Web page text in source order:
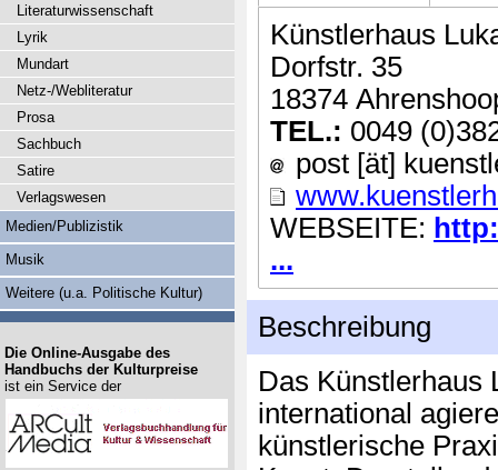
Künstlerhaus
Dorfstr. 35
18374
TEL.: 0049
post [ät]
WEBSEITE:
...
Beschreibung
Das Künstlerhaus
international
künstlerische
Literaturwissenschaft
Lyrik
Mundart
Netz-/Webliteratur
Prosa
Sachbuch
Satire
Verlagswesen
Medien/Publizistik
Musik
Weitere (u.a. Politische Kultur)
Die Online-Ausgabe des
Handbuchs der Kulturpreise
ist ein Service der